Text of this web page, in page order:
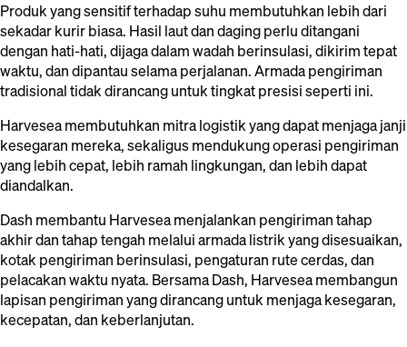
Produk yang sensitif terhadap suhu membutuhkan lebih dari
sekadar kurir biasa. Hasil laut dan daging perlu ditangani
dengan hati-hati, dijaga dalam wadah berinsulasi, dikirim tepat
waktu, dan dipantau selama perjalanan. Armada pengiriman
tradisional tidak dirancang untuk tingkat presisi seperti ini.
Harvesea membutuhkan mitra logistik yang dapat menjaga janji
kesegaran mereka, sekaligus mendukung operasi pengiriman
yang lebih cepat, lebih ramah lingkungan, dan lebih dapat
diandalkan.
Dash membantu Harvesea menjalankan pengiriman tahap
akhir dan tahap tengah melalui armada listrik yang disesuaikan,
kotak pengiriman berinsulasi, pengaturan rute cerdas, dan
pelacakan waktu nyata. Bersama Dash, Harvesea membangun
lapisan pengiriman yang dirancang untuk menjaga kesegaran,
kecepatan, dan keberlanjutan.